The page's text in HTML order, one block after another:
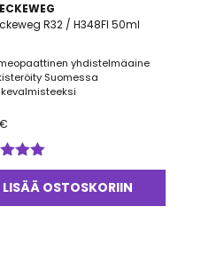
R32 / H348FI 50ml
yhdistelmäaine
Suomessa
€
LISÄÄ OSTOSKORIIN